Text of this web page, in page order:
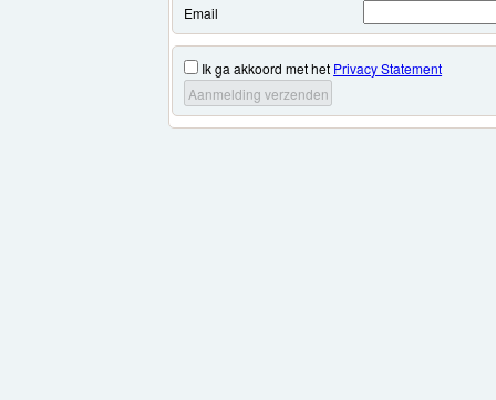
Email
Ik ga akkoord met het Privacy Statement